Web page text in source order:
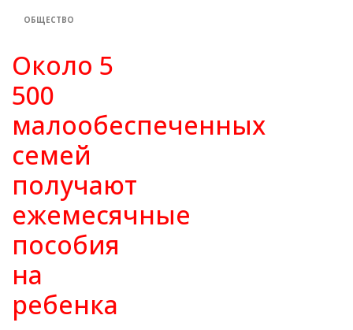
ОБЩЕСТВО
Около 5
500
малообеспеченных
семей
получают
ежемесячные
пособия
на
ребенка